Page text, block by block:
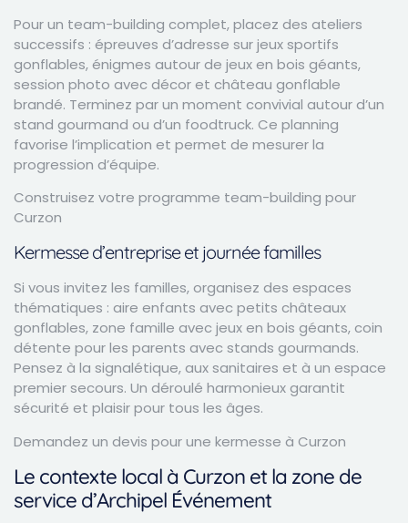
Pour un team-building complet, placez des ateliers
successifs : épreuves d’adresse sur jeux sportifs
gonflables, énigmes autour de jeux en bois géants,
session photo avec décor et château gonflable
brandé. Terminez par un moment convivial autour d’un
stand gourmand ou d’un foodtruck. Ce planning
favorise l’implication et permet de mesurer la
progression d’équipe.
Construisez votre programme team-building pour
Curzon
Kermesse d’entreprise et journée familles
Si vous invitez les familles, organisez des espaces
thématiques : aire enfants avec petits châteaux
gonflables, zone famille avec jeux en bois géants, coin
détente pour les parents avec stands gourmands.
Pensez à la signalétique, aux sanitaires et à un espace
premier secours. Un déroulé harmonieux garantit
sécurité et plaisir pour tous les âges.
Demandez un devis pour une kermesse à Curzon
Le contexte local à Curzon et la zone de
service d’Archipel Événement